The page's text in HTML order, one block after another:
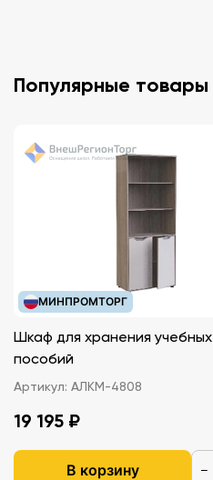
Популярные товары
МИНПРОМТОРГ
Шкаф для хранения учебных
пособий
Артикул: АЛКМ-4808
19 195 ₽
В корзину −